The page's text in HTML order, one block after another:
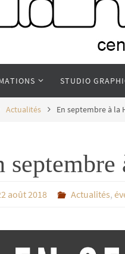
STUDIO
Actualités En septembre à la
août 2018 Actualités,